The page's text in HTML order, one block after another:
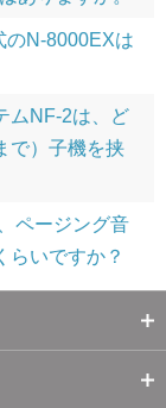
N-8000EXは
ムNF-2は、ど
で）子機を挟
ページング音
らいですか？